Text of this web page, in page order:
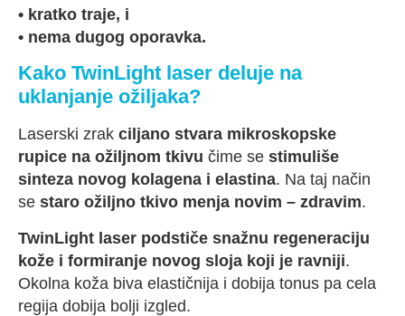
• kratko traje, i
• nema dugog oporavka.
Kako TwinLight laser deluje na
uklanjanje ožiljaka?
Laserski zrak ciljano stvara mikroskopske
rupice na ožiljnom tkivu čime se stimuliše
sinteza novog kolagena i elastina. Na taj način
se staro ožiljno tkivo menja novim – zdravim.
TwinLight laser podstiče snažnu regeneraciju
kože i formiranje novog sloja koji je ravniji.
Okolna koža biva elastičnija i dobija tonus pa cela
regija dobija bolji izgled.